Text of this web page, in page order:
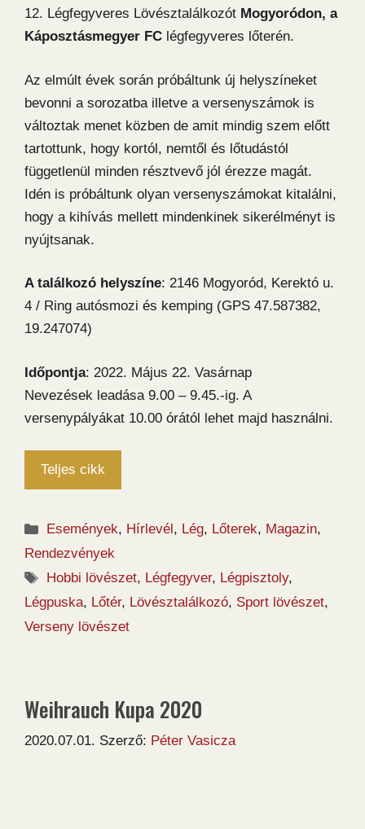
12. Légfegyveres Lövésztalálkozót Mogyoródon, a
Káposztásmegyer FC légfegyveres lőterén.
Az elmúlt évek során próbáltunk új helyszíneket
bevonni a sorozatba illetve a versenyszámok is
változtak menet közben de amit mindig szem előtt
tartottunk, hogy kortól, nemtől és lőtudástól
függetlenül minden résztvevő jól érezze magát.
Idén is próbáltunk olyan versenyszámokat kitalálni,
hogy a kihívás mellett mindenkinek sikerélményt is
nyújtsanak.
A találkozó helyszíne: 2146 Mogyoród, Kerektó u.
4 / Ring autósmozi és kemping (GPS 47.587382,
19.247074)
Időpontja: 2022. Május 22. Vasárnap
Nevezések leadása 9.00 – 9.45.-ig. A
versenypályákat 10.00 órától lehet majd használni.
Teljes cikk
Kategória
Események, Hírlevél , Lég, Lőterek, Magazin,
Rendezvények
Címkék
Hobbi lövészet, Légfegyver, Légpisztoly,
Légpuska, Lőtér, Lövésztalálkozó, Sport lövészet,
Verseny lövészet
Weihrauch Kupa 2020
2020.07.01. Szerző: Péter Vasicza